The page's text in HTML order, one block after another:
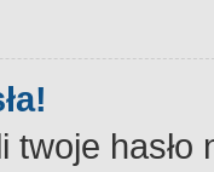
twoje